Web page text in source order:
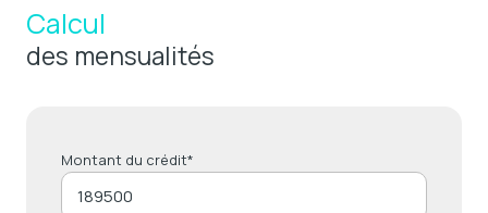
Calcul
des mensualités
Montant du crédit*